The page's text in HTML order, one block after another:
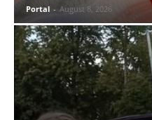
Portal - August 8, 2026